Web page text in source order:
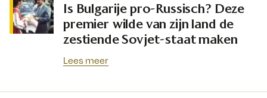
Is Bulgarije pro-Russisch? Deze
premier wilde van zijn land de
zestiende Sovjet-staat maken
Lees meer